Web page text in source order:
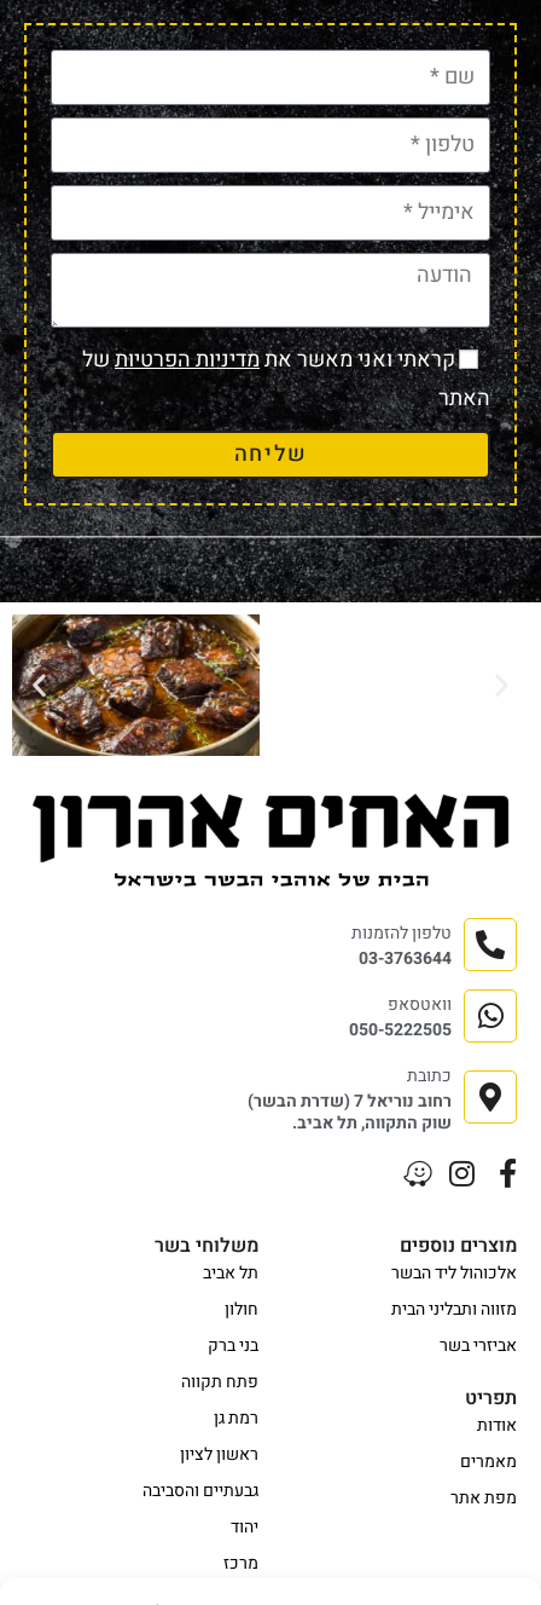
קראתי ואני מאשר אתמדיניות הפרטיותשל
האתר
שליחה
משלוחי בשר
תל אביב
חולון
בני ברק
פתח תקווה
רמת גן
ראשון לציון
גבעתיים והסביבה
יהוד
מרכז
מוצרים נוספים
אלכוהול ליד הבשר
מזווה ותבליני הבית
אביזרי בשר
תפריט
אודות
מאמרים
מפת אתר
טלפון להזמנות
03-3763644
וואטסאפ
050-5222505
כתובת
רחוב נוריאל 7 (שדרת הבשר)
שוק התקווה, תל אביב.